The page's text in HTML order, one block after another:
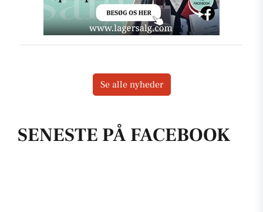
SENESTE PÅ FACEBOOK
Se alle nyheder